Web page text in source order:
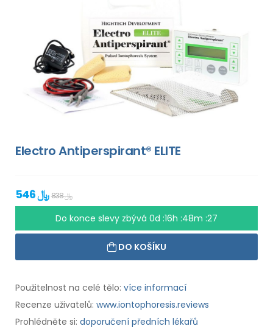
Electro Antiperspirant® ELITE
546 ﷼ 838 ﷼
Do konce slevy zbývá 0d :16h :48m :27
DO KOŠÍKU
Použitelnost na celé tělo: více informací
Recenze uživatelů: www.iontophoresis.reviews
Prohlédněte si: doporučení předních lékařů